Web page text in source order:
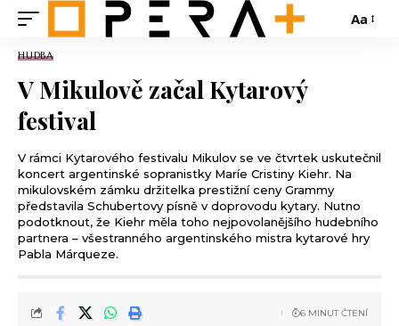
Aa
HUDBA
V Mikulově začal Kytarový
festival
V rámci Kytarového festivalu Mikulov se ve čtvrtek uskutečnil
koncert argentinské sopranistky Maríe Cristiny Kiehr. Na
mikulovském zámku držitelka prestižní ceny Grammy
představila Schubertovy písně v doprovodu kytary. Nutno
podotknout, že Kiehr měla toho nejpovolanějšího hudebního
partnera – všestranného argentinského mistra kytarové hry
Pabla Márqueze.
6 MINUT ČTENÍ